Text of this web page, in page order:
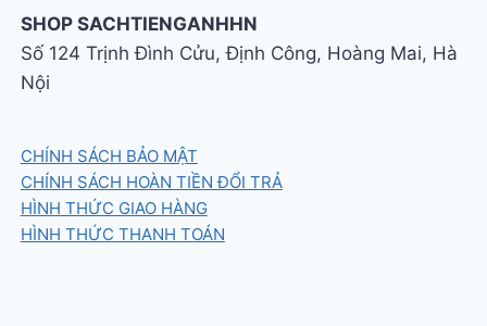
SHOP SACHTIENGANHHN
Số 124 Trịnh Đình Cửu, Định Công, Hoàng Mai, Hà
Nội
CHÍNH SÁCH BẢO MẬT
CHÍNH SÁCH HOÀN TIỀN ĐỔI TRẢ
HÌNH THỨC GIAO HÀNG
HÌNH THỨC THANH TOÁN